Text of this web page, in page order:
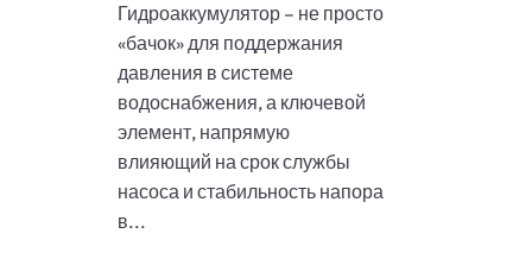
Гидроаккумулятор – не просто
«бачок» для поддержания
давления в системе
водоснабжения, а ключевой
элемент, напрямую
влияющий на срок службы
насоса и стабильность напора
в...